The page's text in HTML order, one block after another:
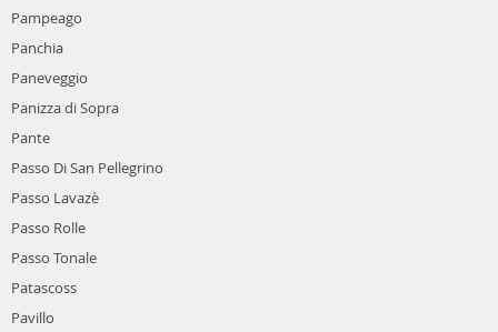
Pampeago
Panchia
Paneveggio
Panizza di Sopra
Pante
Passo Di San Pellegrino
Passo Lavazè
Passo Rolle
Passo Tonale
Patascoss
Pavillo